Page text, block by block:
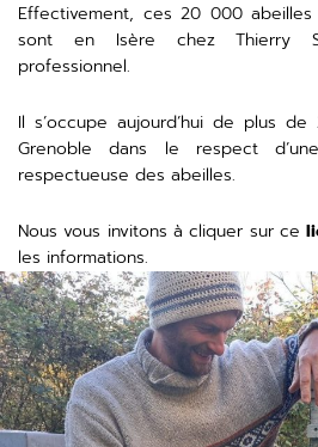
Effectivement, ces 20 000
sont en Isère chez Thierry
professionnel.
Il s’occupe aujourd’hui de plus
Grenoble dans le respect
respectueuse des abeilles.
Nous vous invitons à cliquer sur ce
les informations.